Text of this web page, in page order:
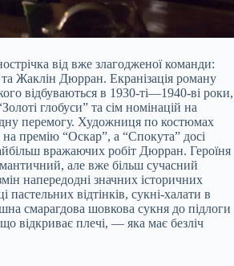
від вже злагодженої команди:
Жаклін Дюрран. Екранізація роману
відбуваються в 1930-ті—1940-ві роки,
глобуси” та сім номінацій на
перемогу. Художниця по костюмах
премію “Оскар”, а “Спокута” досі
вражаючих робіт Дюрран. Героїня
але вже більш сучасний
напередодні значних історичних
пастельних відтінків, сукні-халати в
смарагдова шовкова сукня до підлоги
відкриває плечі, — яка має безліч